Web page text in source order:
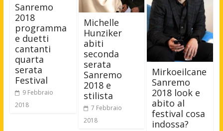
Sanremo
2018
programma
e duetti
cantanti
quarta
serata
Festival
9 Febbraio
2018
Michelle
Hunziker
abiti
seconda
serata
Sanremo
2018 e
stilista
7 Febbraio
2018
Mirkoeilcane
Sanremo
2018 look e
abito al
festival cosa
indossa?